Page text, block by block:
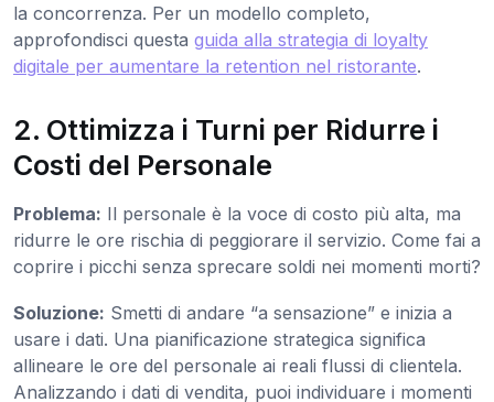
la concorrenza. Per un modello completo,
approfondisci questa guida alla strategia di loyalty
digitale per aumentare la retention nel ristorante.
2. Ottimizza i Turni per Ridurre i
Costi del Personale
Problema: Il personale è la voce di costo più alta, ma
ridurre le ore rischia di peggiorare il servizio. Come fai a
coprire i picchi senza sprecare soldi nei momenti morti?
Soluzione: Smetti di andare “a sensazione” e inizia a
usare i dati. Una pianificazione strategica significa
allineare le ore del personale ai reali flussi di clientela.
Analizzando i dati di vendita, puoi individuare i momenti